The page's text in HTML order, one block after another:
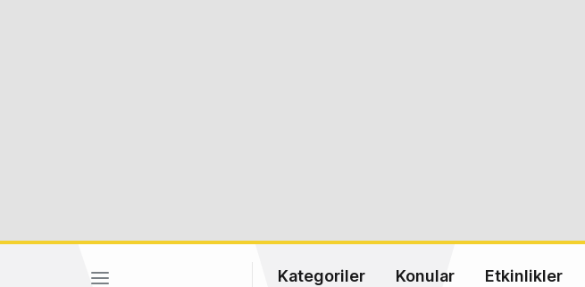
Kategoriler Konular Etkinlikler